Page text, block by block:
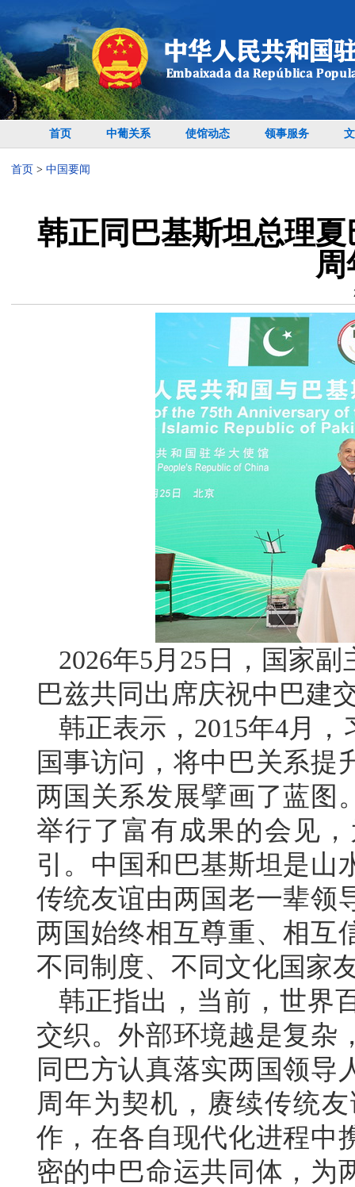
首页 中葡关系 使馆动态 领事服务
首页 > 中国要闻
韩正同巴基斯坦总理
周
2026年5月25日，国家
巴兹共同出席庆祝中巴建
韩正表示，2015年4月
国事访问，将中巴关系提
两国关系发展擘画了蓝图
举行了富有成果的会见
引。中国和巴基斯坦是山
传统友谊由两国老一辈领
两国始终相互尊重、相互
不同制度、不同文化国家
韩正指出，当前，世界
交织。外部环境越是复杂
同巴方认真落实两国领导
周年为契机，赓续传统
作，在各自现代化进程中
密的中巴命运共同体，为